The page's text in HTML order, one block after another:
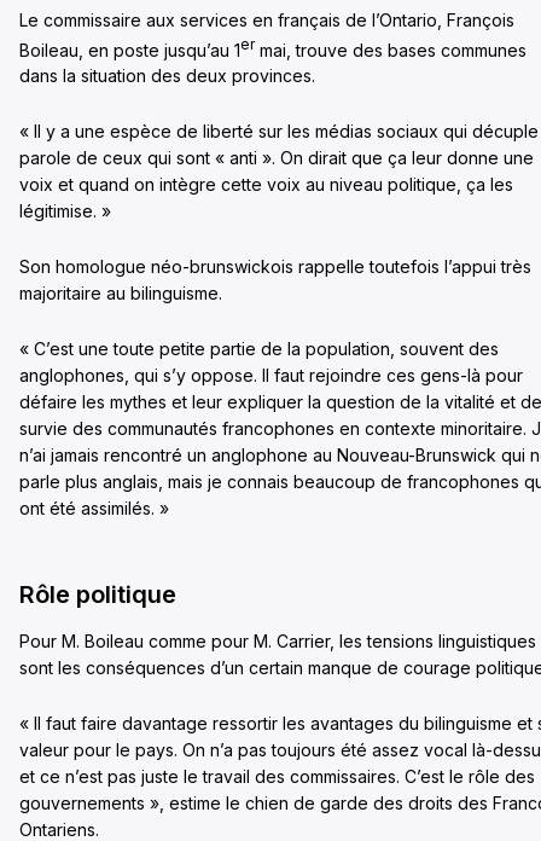
Le commissaire aux services en français de l’Ontario, François
Boileau, en poste jusqu’au 1ermai, trouve des bases communes
dans la situation des deux provinces.
« Il y a une espèce de liberté sur les médias sociaux qui décuple
parole de ceux qui sont « anti ». On dirait que ça leur donne une
voix et quand on intègre cette voix au niveau politique, ça les
légitimise. »
Son homologue néo-brunswickois rappelle toutefois l’appui très
majoritaire au bilinguisme.
« C’est une toute petite partie de la population, souvent des
anglophones, qui s’y oppose. Il faut rejoindre ces gens-là pour
défaire les mythes et leur expliquer la question de la vitalité et
survie des communautés francophones en contexte minoritaire.
n’ai jamais rencontré un anglophone au Nouveau-Brunswick qui
parle plus anglais, mais je connais beaucoup de francophones
ont été assimilés. »
Rôle politique
Pour M. Boileau comme pour M. Carrier, les tensions linguistiques
sont les conséquences d’un certain manque de courage
« Il faut faire davantage ressortir les avantages du bilinguisme et
valeur pour le pays. On n’a pas toujours été assez vocal là-
et ce n’est pas juste le travail des commissaires. C’est le rôle des
gouvernements », estime le chien de garde des droits des
Ontariens.